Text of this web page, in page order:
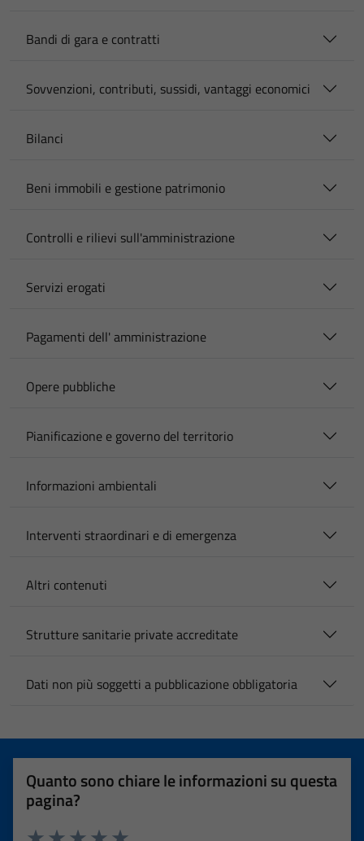
Bandi di gara e contratti
Sovvenzioni, contributi, sussidi, vantaggi economici
Bilanci
Beni immobili e gestione patrimonio
Controlli e rilievi sull'amministrazione
Servizi erogati
Pagamenti dell' amministrazione
Opere pubbliche
Pianificazione e governo del territorio
Informazioni ambientali
Interventi straordinari e di emergenza
Altri contenuti
Strutture sanitarie private accreditate
Dati non più soggetti a pubblicazione obbligatoria
Quanto sono chiare le informazioni su questa
pagina?